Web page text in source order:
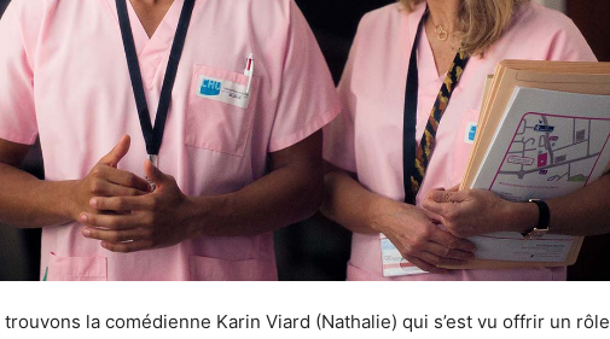
la comédienne Karin Viard (Nathalie) qui s’est vu offrir un rôle